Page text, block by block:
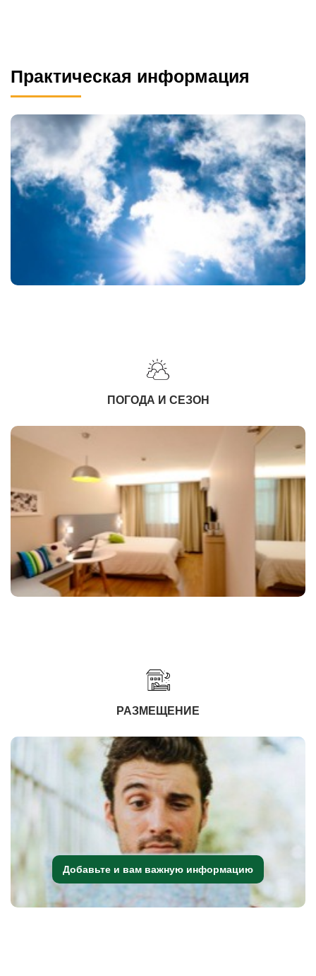
Практическая информация
ПОГОДА И СЕЗОН
РАЗМЕЩЕНИЕ
Добавьте и вам важную информацию